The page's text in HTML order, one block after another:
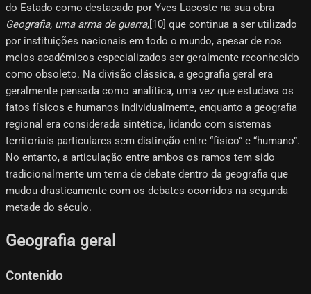
do Estado como destacado por Yves Lacoste na sua obra
Geografia, uma arma de guerra,[10]​ que continua a ser utilizado
por instituições nacionais em todo o mundo, apesar de nos
meios académicos especializados ser geralmente reconhecido
como obsoleto. Na divisão clássica, a geografia geral era
geralmente pensada como analítica, uma vez que estudava os
fatos físicos e humanos individualmente, enquanto a geografia
regional era considerada sintética, lidando com sistemas
territoriais particulares sem distinção entre “físico” e “humano”.
No entanto, a articulação entre ambos os ramos tem sido
tradicionalmente um tema de debate dentro da geografia que
mudou drasticamente com os debates ocorridos na segunda
metade do século.
Geografia geral
Contenido